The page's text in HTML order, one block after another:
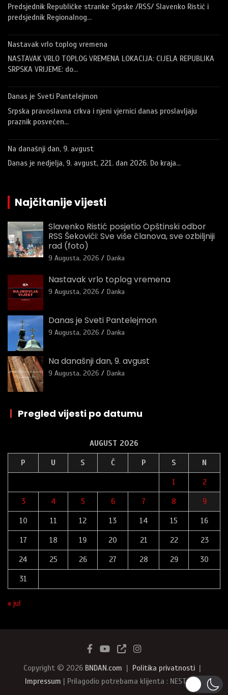
Predsjednik Republičke stranke Srpske /RSS/ Slavenko Ristić i
predsjednik Regionalnog…
Nastavak vrlo toplog vremena
NASTAVAK VRLO TOPLOG VREMENA LOKACIJA: CIJELA REPUBLIKA
SRPSKA VRIJEME: do…
Danas je Sveti Pantelejmon
Srpska pravoslavna crkva i njeni vjernici danas proslavljaju
praznik posvećen…
Na današnji dan, 9. avgust
Danas je nedjelja, 9. avgust, 221. dan 2026. Do kraja…
Najčitanije vijesti
Slavenko Ristić posjetio Opštinski odbor
RSS Šekovići: Sve više članova, sve ozbiljniji
rad (foto)
9 Augusta, 2026 Danka
Nastavak vrlo toplog vremena
9 Augusta, 2026 Danka
Danas je Sveti Pantelejmon
9 Augusta, 2026 Danka
Na današnji dan, 9. avgust
9 Augusta, 2026 Danka
| Pregled vijesti po datumu
AUGUST 2026
P U S Č P S N
1 2
3 4 5 6 7 8 9
10 11 12 13 14 15 16
17 18 19 20 21 22 23
24 25 26 27 28 29 30
31
« jul
Copyright © 2026 BNDAN.com
Politika privatnosti
Impressum | Prilagodio potrebama klijenta : NEST387